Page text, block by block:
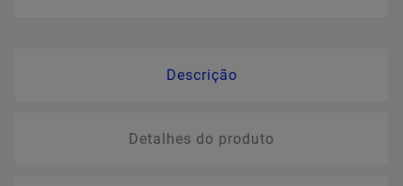
Descrição
Detalhes do produto